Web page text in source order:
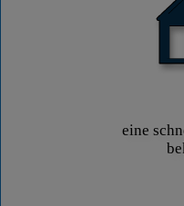
eine